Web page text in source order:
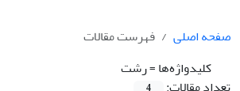
صفحه اصلی
فهرست مقالات
کلیدواژه‌ها =رشت